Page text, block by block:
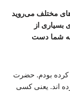
مختلف می‌روید
بسیاری از
به شما دست
کرده بودم. حضرت
اند. یعنی کسی